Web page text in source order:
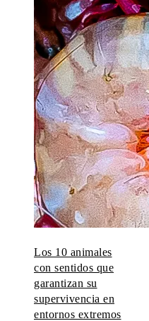
Los 10 animales
con sentidos que
garantizan su
supervivencia en
entornos extremos